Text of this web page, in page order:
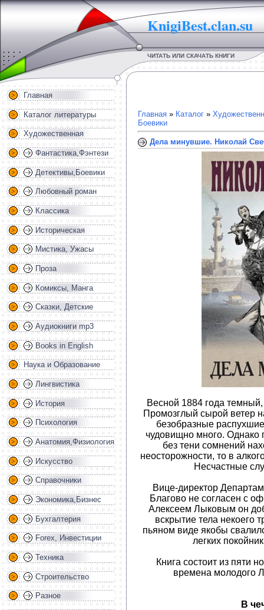
KnigiBest.clan.su
ЧИТАТЬ ИЛИ СКАЧАТЬ КНИГИ
Главная
Каталог литературы
Художественная
Фантастика,Фэнтези
Детективы,Боевики
Любовный роман
Классика
Историческая
Мистика, Ужасы
Проза
Комиксы, Манга
Сказки, Детские
Аудиокниги mp3
Books in English
Наука и Образование
Лингвистика
История
Психология
Анатомия,Физиология
Искусство
Справочники
Экономика,Бизнес
Бухгалтерия
Forex, Инвестиции
Техника
Строительство
Разное
Главная » Каталог »
Боевики
Дела минувшие. Николай
Весной 1884 года
Промозглый сырой ветер
безобразные
чудовищно много. Однако
без тени сомнений
неосторожности, то в
Несчастные
Вице-директор
Благово не согласен с
Алексеем Лыковым он
вскрытие тела некоего
пьяном виде якобы
легких
Книга состоит из пяти
времена молодого
В